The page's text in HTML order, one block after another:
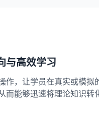
与高效学习
作，让学员在真实或模拟
而能够迅速将理论知识转